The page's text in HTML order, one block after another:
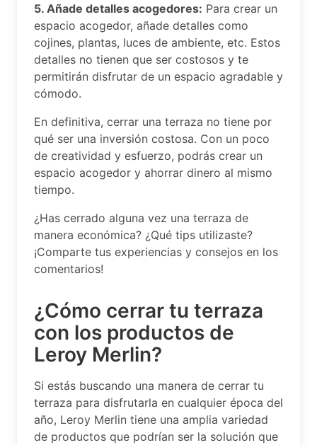
5. Añade detalles acogedores: Para crear un
espacio acogedor, añade detalles como
cojines, plantas, luces de ambiente, etc. Estos
detalles no tienen que ser costosos y te
permitirán disfrutar de un espacio agradable y
cómodo.
En definitiva, cerrar una terraza no tiene por
qué ser una inversión costosa. Con un poco
de creatividad y esfuerzo, podrás crear un
espacio acogedor y ahorrar dinero al mismo
tiempo.
¿Has cerrado alguna vez una terraza de
manera económica? ¿Qué tips utilizaste?
¡Comparte tus experiencias y consejos en los
comentarios!
¿Cómo cerrar tu terraza
con los productos de
Leroy Merlin?
Si estás buscando una manera de cerrar tu
terraza para disfrutarla en cualquier época del
año, Leroy Merlin tiene una amplia variedad
de productos que podrían ser la solución que